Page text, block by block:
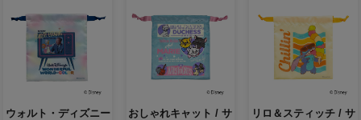
ウォルト・ディズニー
おしゃれキャット / サ
リロ＆スティッチ / サ